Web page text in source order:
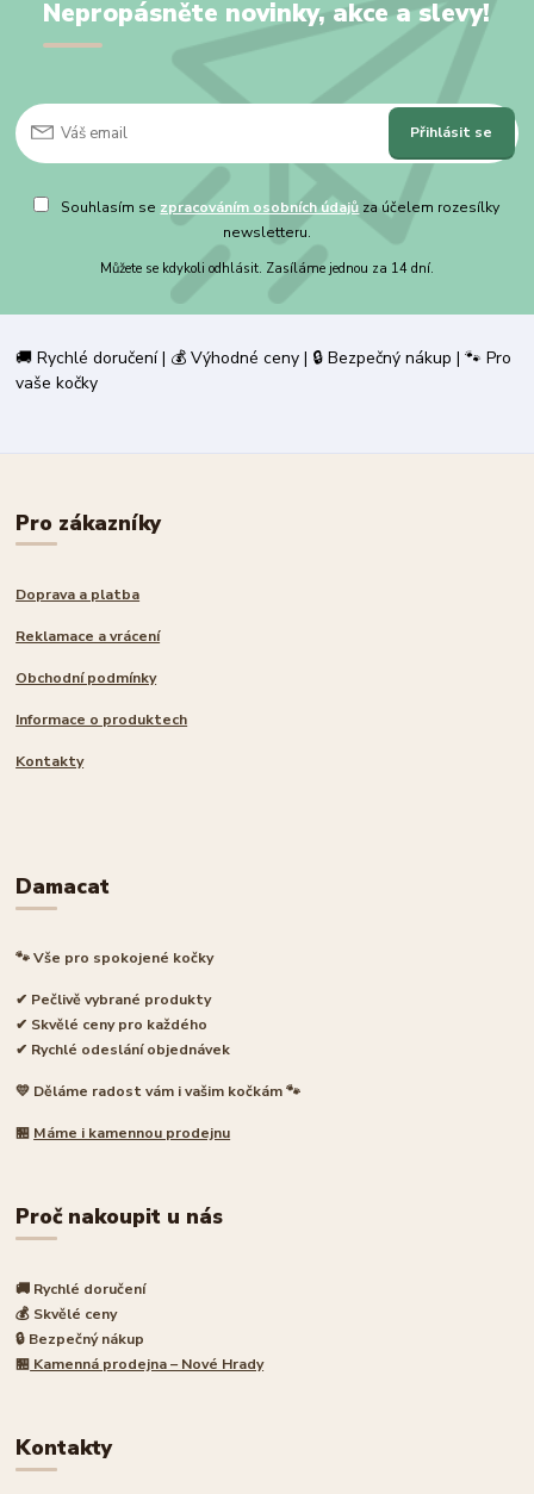
Nepropásněte novinky, akce a slevy!
Přihlásit se
Souhlasím se zpracováním osobních údajů za účelem rozesílky
newsletteru.
Můžete se kdykoli odhlásit. Zasíláme jednou za 14 dní.
🚚 Rychlé doručení | 💰 Výhodné ceny | 🔒 Bezpečný nákup | 🐾 Pro
vaše kočky
Pro zákazníky
Doprava a platba
Reklamace a vrácení
Obchodní podmínky
Informace o produktech
Kontakty
Damacat
🐾 Vše pro spokojené kočky
✔ Pečlivě vybrané produkty
✔ Skvělé ceny pro každého
✔ Rychlé odeslání objednávek
💛 Děláme radost vám i vašim kočkám 🐾
🏪 Máme i kamennou prodejnu
Proč nakoupit u nás
🚚 Rychlé doručení
💰 Skvělé ceny
🔒 Bezpečný nákup
🏪 Kamenná prodejna – Nové Hrady
Kontakty